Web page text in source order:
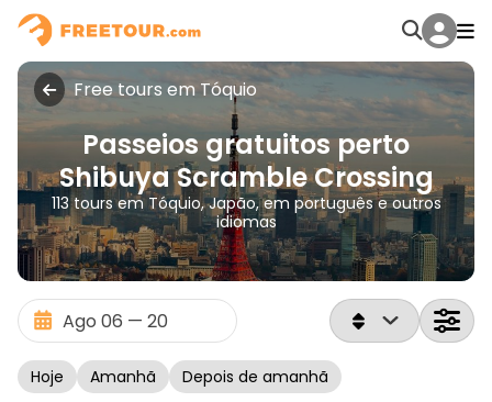
Free tours em Tóquio
Passeios gratuitos perto
Shibuya Scramble Crossing
113 tours em Tóquio, Japão, em português e outros
idiomas
Hoje Amanhã Depois de amanhã